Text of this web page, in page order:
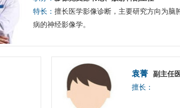
特长： 擅长医学影像诊断，主要研究方向为脑
病的神经影像学。
袁菁
副主任
擅长：